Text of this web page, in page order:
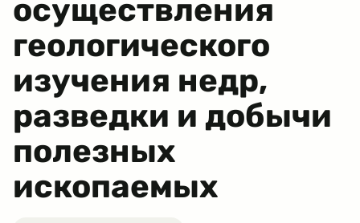
осуществления
геологического
изучения недр,
разведки и добычи
полезных
ископаемых